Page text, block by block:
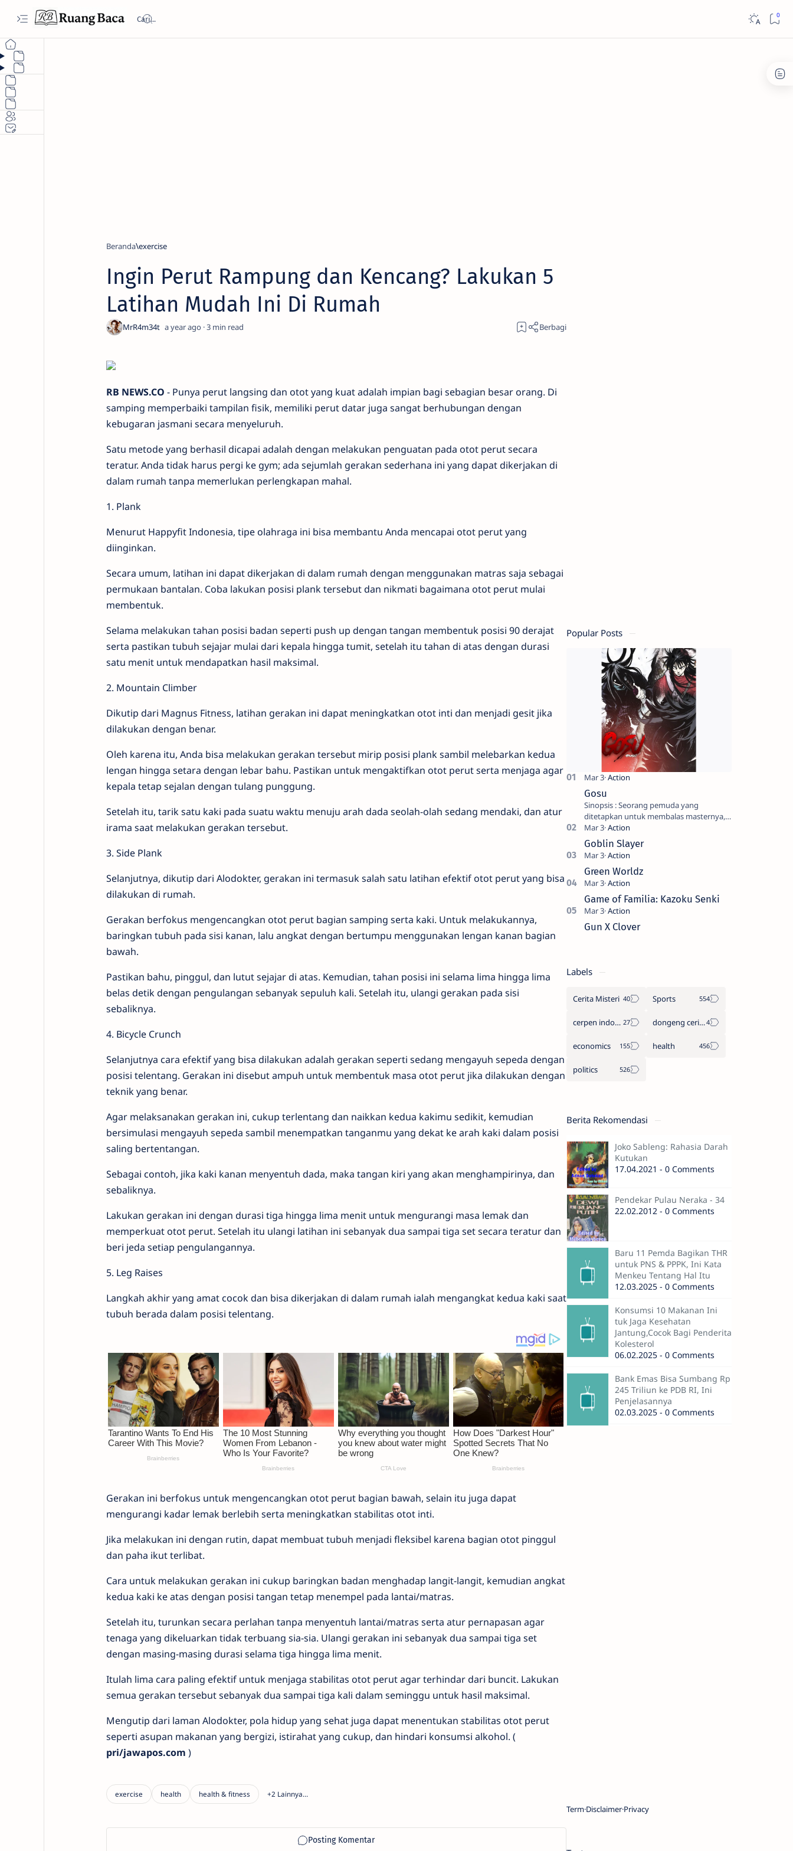
Beranda exercise
Ingin Perut Rampung dan Kencang? Lakukan 5
Latihan Mudah Ini Di Rumah
a year ago 3
RB NEWS.CO - Punya perut langsing dan otot yang kuat adalah impian bagi sebagian besar orang. Di
samping memperbaiki tampilan fisik, memiliki perut datar juga sangat berhubungan dengan
kebugaran jasmani secara menyeluruh.
Satu metode yang berhasil dicapai adalah dengan melakukan penguatan pada otot perut secara
teratur. Anda tidak harus pergi ke gym; ada sejumlah gerakan sederhana ini yang dapat dikerjakan di
dalam rumah tanpa memerlukan perlengkapan mahal.
1. Plank
Menurut Happyfit Indonesia, tipe olahraga ini bisa membantu Anda mencapai otot perut yang
diinginkan.
Secara umum, latihan ini dapat dikerjakan di dalam rumah dengan menggunakan matras saja sebagai
permukaan bantalan. Coba lakukan posisi plank tersebut dan nikmati bagaimana otot perut mulai
membentuk.
Selama melakukan tahan posisi badan seperti push up dengan tangan membentuk posisi 90 derajat
serta pastikan tubuh sejajar mulai dari kepala hingga tumit, setelah itu tahan di atas dengan durasi
satu menit untuk mendapatkan hasil maksimal.
2. Mountain Climber
Dikutip dari Magnus Fitness, latihan gerakan ini dapat meningkatkan otot inti dan menjadi gesit jika
dilakukan dengan benar.
Oleh karena itu, Anda bisa melakukan gerakan tersebut mirip posisi plank sambil melebarkan kedua
lengan hingga setara dengan lebar bahu. Pastikan untuk mengaktifkan otot perut serta menjaga agar
kepala tetap sejalan dengan tulang punggung.
Setelah itu, tarik satu kaki pada suatu waktu menuju arah dada seolah-olah sedang mendaki, dan atur
irama saat melakukan gerakan tersebut.
3. Side Plank
Selanjutnya, dikutip dari Alodokter, gerakan ini termasuk salah satu latihan efektif otot perut yang bisa
dilakukan di rumah.
Gerakan berfokus mengencangkan otot perut bagian samping serta kaki. Untuk melakukannya,
baringkan tubuh pada sisi kanan, lalu angkat dengan bertumpu menggunakan lengan kanan bagian
bawah.
Pastikan bahu, pinggul, dan lutut sejajar di atas. Kemudian, tahan posisi ini selama lima hingga lima
belas detik dengan pengulangan sebanyak sepuluh kali. Setelah itu, ulangi gerakan pada sisi
sebaliknya.
4. Bicycle Crunch
Selanjutnya cara efektif yang bisa dilakukan adalah gerakan seperti sedang mengayuh sepeda dengan
posisi telentang. Gerakan ini disebut ampuh untuk membentuk masa otot perut jika dilakukan dengan
teknik yang benar.
Agar melaksanakan gerakan ini, cukup terlentang dan naikkan kedua kakimu sedikit, kemudian
bersimulasi mengayuh sepeda sambil menempatkan tanganmu yang dekat ke arah kaki dalam posisi
saling bertentangan.
Sebagai contoh, jika kaki kanan menyentuh dada, maka tangan kiri yang akan menghampirinya, dan
sebaliknya.
Lakukan gerakan ini dengan durasi tiga hingga lima menit untuk mengurangi masa lemak dan
memperkuat otot perut. Setelah itu ulangi latihan ini sebanyak dua sampai tiga set secara teratur dan
beri jeda setiap pengulangannya.
5. Leg Raises
Langkah akhir yang amat cocok dan bisa dikerjakan di dalam rumah ialah mengangkat kedua kaki saat
tubuh berada dalam posisi telentang.
Gerakan ini berfokus untuk mengencangkan otot perut bagian bawah, selain itu juga dapat
mengurangi kadar lemak berlebih serta meningkatkan stabilitas otot inti.
Jika melakukan ini dengan rutin, dapat membuat tubuh menjadi fleksibel karena bagian otot pinggul
dan paha ikut terlibat.
Cara untuk melakukan gerakan ini cukup baringkan badan menghadap langit-langit, kemudian angkat
kedua kaki ke atas dengan posisi tangan tetap menempel pada lantai/matras.
Setelah itu, turunkan secara perlahan tanpa menyentuh lantai/matras serta atur pernapasan agar
tenaga yang dikeluarkan tidak terbuang sia-sia. Ulangi gerakan ini sebanyak dua sampai tiga set
dengan masing-masing durasi selama tiga hingga lima menit.
Itulah lima cara paling efektif untuk menjaga stabilitas otot perut agar terhindar dari buncit. Lakukan
semua gerakan tersebut sebanyak dua sampai tiga kali dalam seminggu untuk hasil maksimal.
Mengutip dari laman Alodokter, pola hidup yang sehat juga dapat menentukan stabilitas otot perut
seperti asupan makanan yang bergizi, istirahat yang cukup, dan hindari konsumsi alkohol. (
pri/jawapos.com )
Popular Posts
Gosu
Sinopsis : Seorang pemuda yang
ditetapkan untuk membalas masternya,
seorang seniman bela diri kuat sekali
yang dikhianati oleh anak buahn…
Goblin Slayer
Green Worldz
Game of Familia: Kazoku Senki
Gun X Clover
Labels
Cerita Misteri Sports
cerpen indonesia dongeng cerita legenda
economics health
politics
Berita Rekomendasi
Joko Sableng: Rahasia Darah
Kutukan
17.04.2021 - 0 Comments
Pendekar Pulau Neraka - 34
22.02.2012 - 0 Comments
Baru 11 Pemda Bagikan THR
untuk PNS & PPPK, Ini Kata
Menkeu Tentang Hal Itu
12.03.2025 - 0 Comments
Konsumsi 10 Makanan Ini
tuk Jaga Kesehatan
Jantung,Cocok Bagi Penderita
Kolesterol
06.02.2025 - 0 Comments
Bank Emas Bisa Sumbang Rp
245 Triliun ke PDB RI, Ini
Penjelasannya
02.03.2025 - 0 Comments
TermDisclaimerPrivacy